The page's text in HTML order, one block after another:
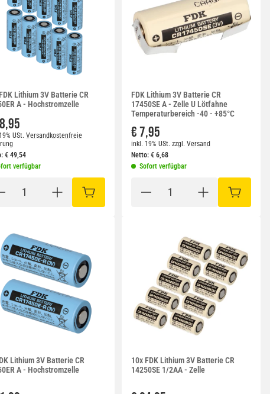
Lithium 3V Batterie CR
A - Hochstromzelle
USt. Versandkostenfreie
€ 49,54
verfügbar
IN DEN WARENKORB
FDK Lithium 3V Batterie CR
17450SE A - Zelle U Lötfahne
Temperaturbereich -40 - +85°C
€ 7,95
inkl. 19% USt. zzgl. Versand
Netto: € 6,68
Sofort verfügbar
IN DEN
Lithium 3V Batterie CR
A - Hochstromzelle
10x FDK Lithium 3V Batterie CR
14250SE 1/2AA - Zelle